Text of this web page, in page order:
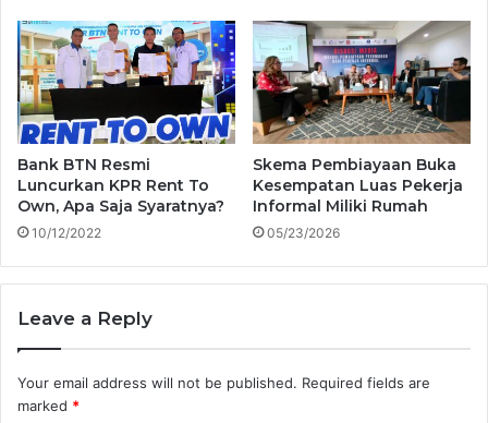
Bank BTN Resmi
Luncurkan KPR Rent To
Own, Apa Saja Syaratnya?
10/12/2022
Skema Pembiayaan Buka
Kesempatan Luas Pekerja
Informal Miliki Rumah
05/23/2026
Leave a Reply
Your email address will not be published. Required fields are
marked *